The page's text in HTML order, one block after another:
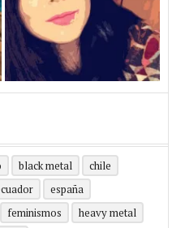
black metal
chile
españa
feminismos
heavy metal